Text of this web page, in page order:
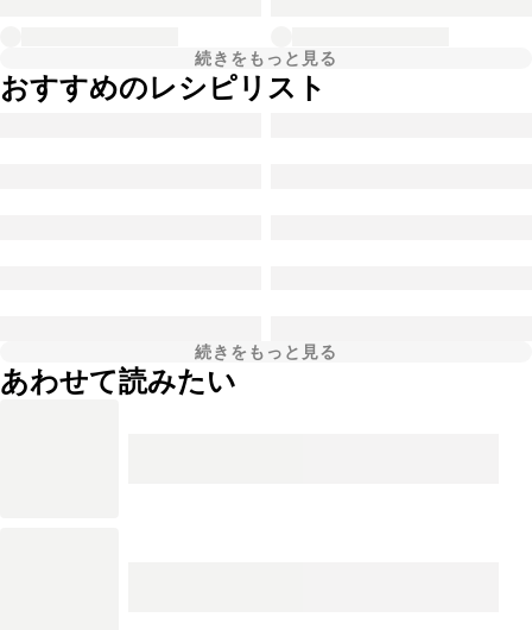
続きをもっと見る
おすすめのレシピリスト
続きをもっと見る
あわせて読みたい